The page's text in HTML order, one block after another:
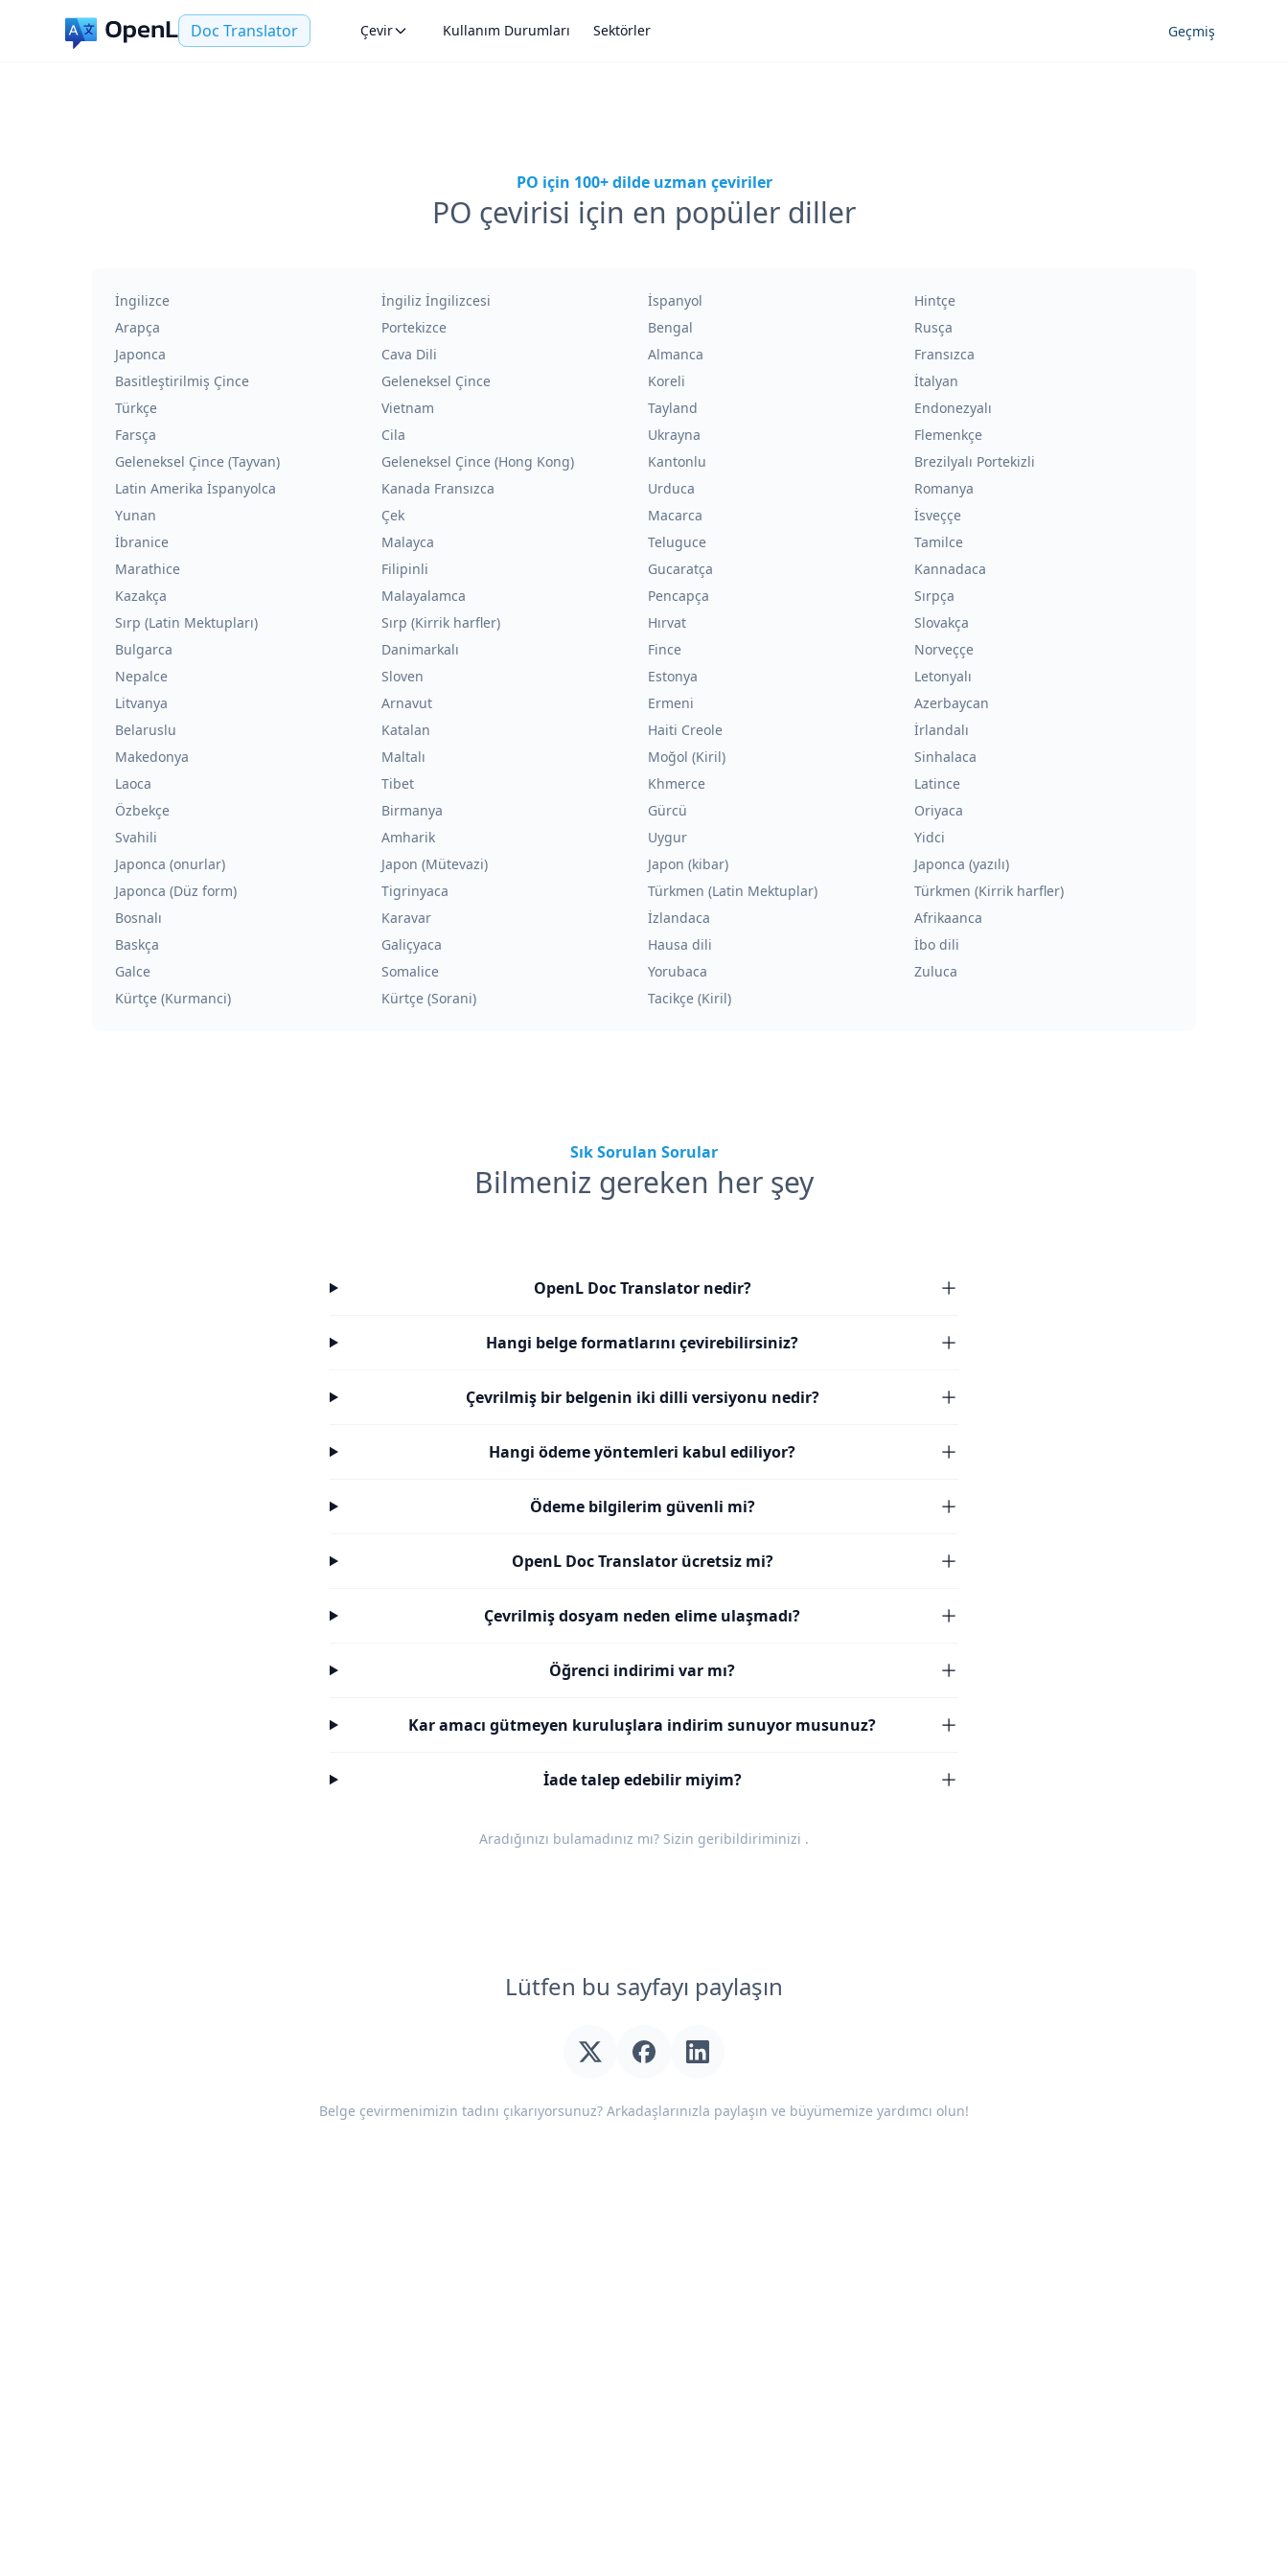
Doc Translator Çevir Kullanım Durumları Sektörler Geçmiş
PO için 100+ dilde uzman çeviriler
PO çevirisi için en popüler diller
İngilizce İngiliz İngilizcesi İspanyol
Hintçe
Arapça
Portekizce Bengal
Rusça
Japonca
Cava Dili Almanca
Fransızca
Basitleştirilmiş Çince
Geleneksel Çince Koreli
İtalyan
Türkçe
Vietnam Tayland
Endonezyalı
Farsça
Cila Ukrayna
Flemenkçe
Geleneksel Çince (Tayvan)
Geleneksel Çince (Hong Kong) Kantonlu
Brezilyalı Portekizli
Latin Amerika İspanyolca
Kanada Fransızca Urduca
Romanya
Yunan
Çek Macarca
İsveççe
İbranice
Malayca Teluguce
Tamilce
Marathice
Filipinli Gucaratça
Kannadaca
Kazakça
Malayalamca Pencapça
Sırpça
Sırp (Latin Mektupları)
Sırp (Kirrik harfler) Hırvat
Slovakça
Bulgarca
Danimarkalı Fince
Norveççe
Nepalce
Sloven Estonya
Letonyalı
Litvanya
Arnavut Ermeni
Azerbaycan
Belaruslu
Katalan Haiti Creole
İrlandalı
Makedonya
Maltalı Moğol (Kiril)
Sinhalaca
Laoca
Tibet Khmerce
Latince
Özbekçe
Birmanya Gürcü
Oriyaca
Svahili
Amharik Uygur
Yidci
Japonca (onurlar)
Japon (Mütevazi) Japon (kibar)
Japonca (yazılı)
Japonca (Düz form)
Tigrinyaca Türkmen (Latin Mektuplar)
Türkmen (Kirrik harfler)
Bosnalı
Karavar İzlandaca
Afrikaanca
Baskça
Galiçyaca Hausa dili
İbo dili
Galce
Somalice Yorubaca
Zuluca
Kürtçe (Kurmanci)
Kürtçe (Sorani) Tacikçe (Kiril)
Sık Sorulan Sorular
Bilmeniz gereken her şey
OpenL Doc Translator nedir?
Hangi belge formatlarını çevirebilirsiniz?
Çevrilmiş bir belgenin iki dilli versiyonu nedir?
Hangi ödeme yöntemleri kabul ediliyor?
Ödeme bilgilerim güvenli mi?
OpenL Doc Translator ücretsiz mi?
Çevrilmiş dosyam neden elime ulaşmadı?
Öğrenci indirimi var mı?
Kar amacı gütmeyen kuruluşlara indirim sunuyor musunuz?
İade talep edebilir miyim?
Aradığınızı bulamadınız mı? Sizin geribildiriminizi .
Lütfen bu sayfayı paylaşın
Belge çevirmenimizin tadını çıkarıyorsunuz? Arkadaşlarınızla paylaşın ve büyümemize yardımcı olun!